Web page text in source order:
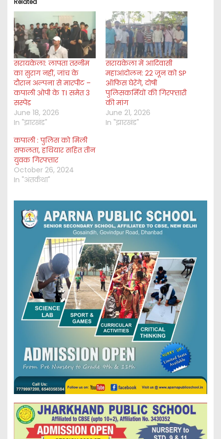
n
…
सरायकेला: लापता तस्नीम
का सुराग नहीं, जांच के
दौरान अल्पना से मारपीट –
कपाली ओपी के TI समेत 3
सस्पेंड
June 18, 2026
In "झारखंड"
सरायकेला में आदिवासी
महाआंदोलन: 22 जून को SP
ऑफिस घेरेंगे, दोषी
पुलिसकर्मियों की गिरफ्तारी
की मांग
June 21, 2026
In "झारखंड"
कपाली : पुलिस को मिली
सफलता, हथियार सहित तीन
युवक गिरफ्तार
October 26, 2024
In "अंतर्कथा"